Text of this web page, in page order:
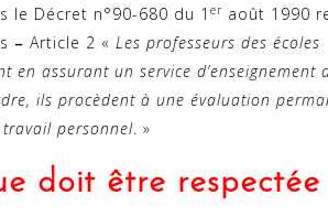
le Décret n°90-680 du 1 er août 1990
– Article 2 « Les professeurs des écoles
assurant un service d’enseignement
ils procèdent à une évaluation
personnel. »
doit être respectée